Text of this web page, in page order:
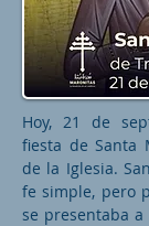
Hoy, 21 de
fiesta de Santa
de la Iglesia.
fe simple, pero
se presentaba